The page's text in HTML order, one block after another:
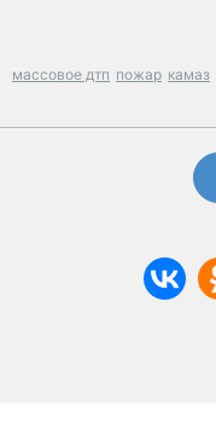
массовое дтп пожар камаз